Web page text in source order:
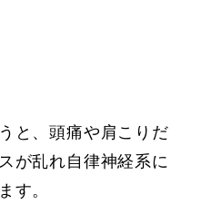
と、頭痛や肩こりだ
が乱れ自律神経系に
す。